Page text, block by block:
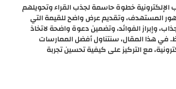
خطوة حاسمة لجذب القراء وتحويلهم
المستهدف، وتقديم عرض واضح للقيمة التي
وإبراز الفوائد، وتضمين دعوة واضحة لاتخاذ
في هذا المقال، سنتناول أفضل الممارسات
مع التركيز على كيفية تحسين تجربة